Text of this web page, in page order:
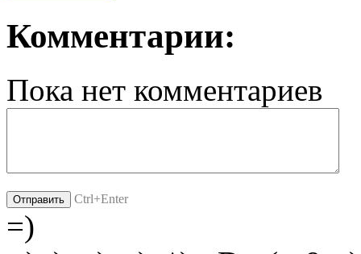
Комментарии:
Пока нет комментариев
Ctrl+Enter
=)